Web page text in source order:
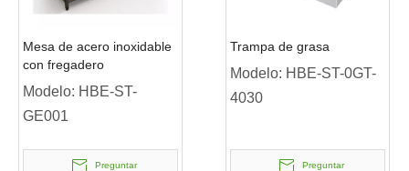
Mesa de acero inoxidable
con fregadero
Modelo: HBE-ST-
GE001
Preguntar
Trampa de grasa
Modelo: HBE-ST-0GT-
4030
Preguntar